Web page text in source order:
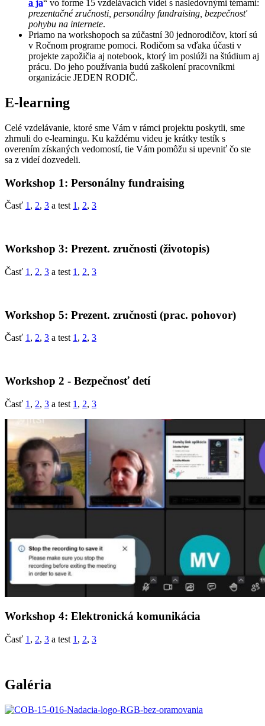
a ja“ vo forme 15 vzdelávacích videí s nasledovnými témami:
prezentačné zručnosti, personálny fundraising, bezpečnosť
pohybu na internete.
Priamo na workshopoch sa zúčastní 30 jednorodičov, ktorí sú
v Ročnom programe pomoci. Rodičom sa vďaka účasti v
projekte zapožičia aj notebook, ktorý im poslúži na štúdium aj
prácu. Do jeho používania budú zaškolení pracovníkmi
organizácie JEDEN RODIČ.
E-learning
Celé vzdelávanie, ktoré sme Vám v rámci projektu poskytli, sme
zhrnuli do e-learningu. Ku každému videu je krátky testík s
overením získaných vedomostí, tie Vám pomôžu si upevniť čo ste
sa z videí dozvedeli.
Workshop 1: Personálny fundraising
Časť 1, 2, 3 a test 1, 2, 3
Workshop 3: Prezent. zručnosti (životopis)
Časť 1 , 2, 3 a test 1 , 2, 3
Workshop 5: Prezent. zručnosti (prac. pohovor)
Časť 1 , 2, 3 a test 1 , 2, 3
Workshop 2 - Bezpečnosť detí
Časť 1 , 2, 3 a test 1 , 2, 3
Workshop 4: Elektronická komunikácia
Časť 1 , 2, 3 a test 1 , 2, 3
Galéria